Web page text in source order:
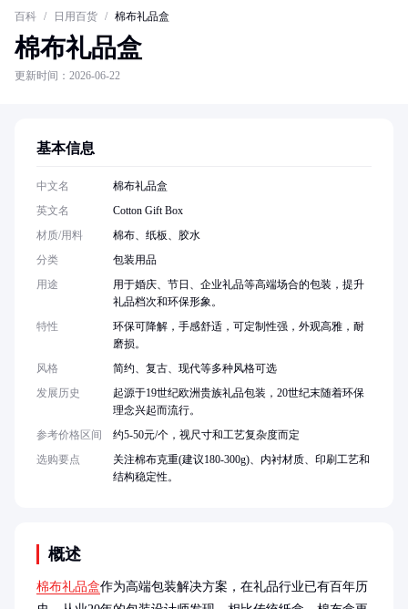
百科 / 日用百货 / 棉布礼品盒
棉布礼品盒
更新时间：2026-06-22
概述
棉布礼品盒作为高端包装解决方案，在礼品行业已有百年历
基本信息
中文名
棉布礼品盒
英文名
Cotton Gift Box
材质/用料
棉布、纸板、胶水
分类
包装用品
用途
用于婚庆、节日、企业礼品等高端场合的包装，提升
礼品档次和环保形象。
特性
环保可降解，手感舒适，可定制性强，外观高雅，耐
磨损。
风格
简约、复古、现代等多种风格可选
发展历史
起源于19世纪欧洲贵族礼品包装，20世纪末随着环保
理念兴起而流行。
参考价格区间
约5-50元/个，视尺寸和工艺复杂度而定
选购要点
关注棉布克重(建议180-300g)、内衬材质、印刷工艺和
结构稳定性。